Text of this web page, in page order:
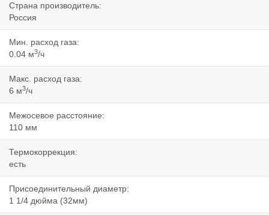
Страна производитель:
Россия
Мин. расход газа:
0.04 м3/ч
Макс. расход газа:
6 м3/ч
Межосевое расстояние:
110 мм
Термокоррекция:
есть
Присоединительный диаметр:
1 1/4 дюйма (32мм)